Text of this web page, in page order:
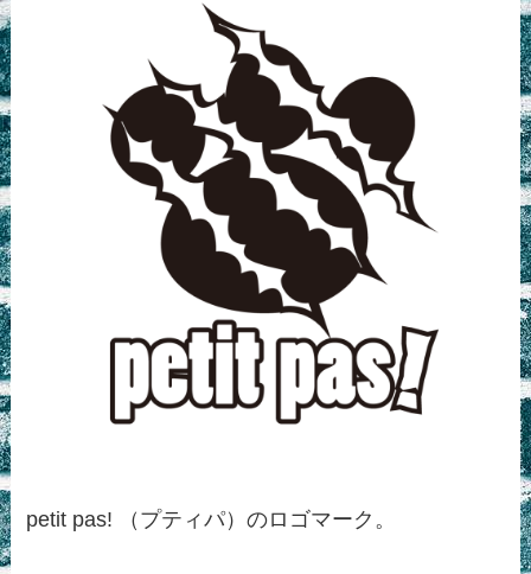
petit pas! （プティパ）のロゴマーク。